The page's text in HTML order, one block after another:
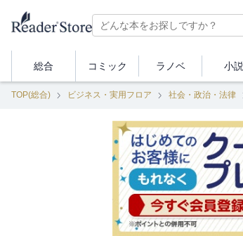
総合 コミック ラノベ 小説
TOP(総合) ビジネス・実用フロア 社会・政治・法律